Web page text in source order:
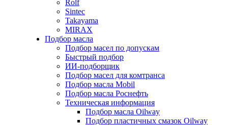
Rolf
Sintec
Takayama
MIRAX
Подбор масла
Подбор масел по допускам
Быстрый подбор
ИИ-подборщик
Подбор масел для комтранса
Подбор масла Mobil
Подбор масла Роснефть
Техническая информация
Подбор масла Oilway
Подбор пластичных смазок Oilway